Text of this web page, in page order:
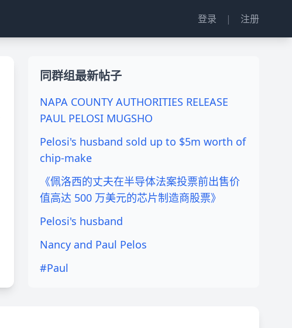
登录 | 注册
同群组最新帖子
NAPA COUNTY AUTHORITIES RELEASE
PAUL PELOSI MUGSHO
Pelosi's husband sold up to $5m worth of
chip-make
《佩洛西的丈夫在半导体法案投票前出售价
值高达 500 万美元的芯片制造商股票》
Pelosi's husband
Nancy and Paul Pelos
#Paul